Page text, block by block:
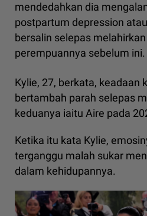
mendedahkan dia
postpartum depression
bersalin selepas
perempuannya sebelum ini.
Kylie, 27, berkata, keadaan
bertambah parah selepas
keduanya iaitu Aire pada
Ketika itu kata Kylie,
terganggu malah sukar
dalam kehidupannya.